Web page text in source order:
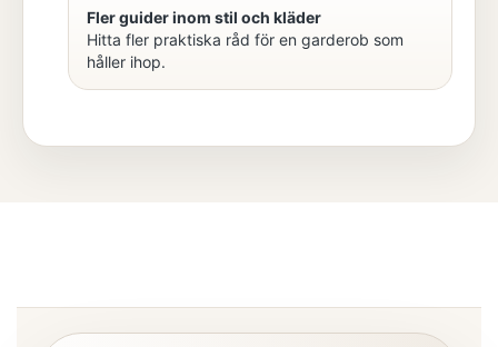
Fler guider inom stil och kläder
Hitta fler praktiska råd för en garderob som
håller ihop.